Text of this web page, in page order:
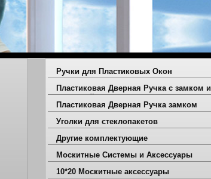
Ручки для Пластиковых Окон
Пластиковая Дверная Ручка с замком и
пружиной
Пластиковая Дверная Ручка замком
Уголки для стеклопакетов
Другие комплектующие
Москитные Системы и Аксессуары
10*20 Москитные аксессуары